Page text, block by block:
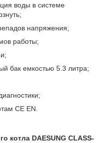
воды в системе
напряжения;
работы;
бак емкостью 5.3 литра;
СЕ EN.
котла DAESUNG CLASS-